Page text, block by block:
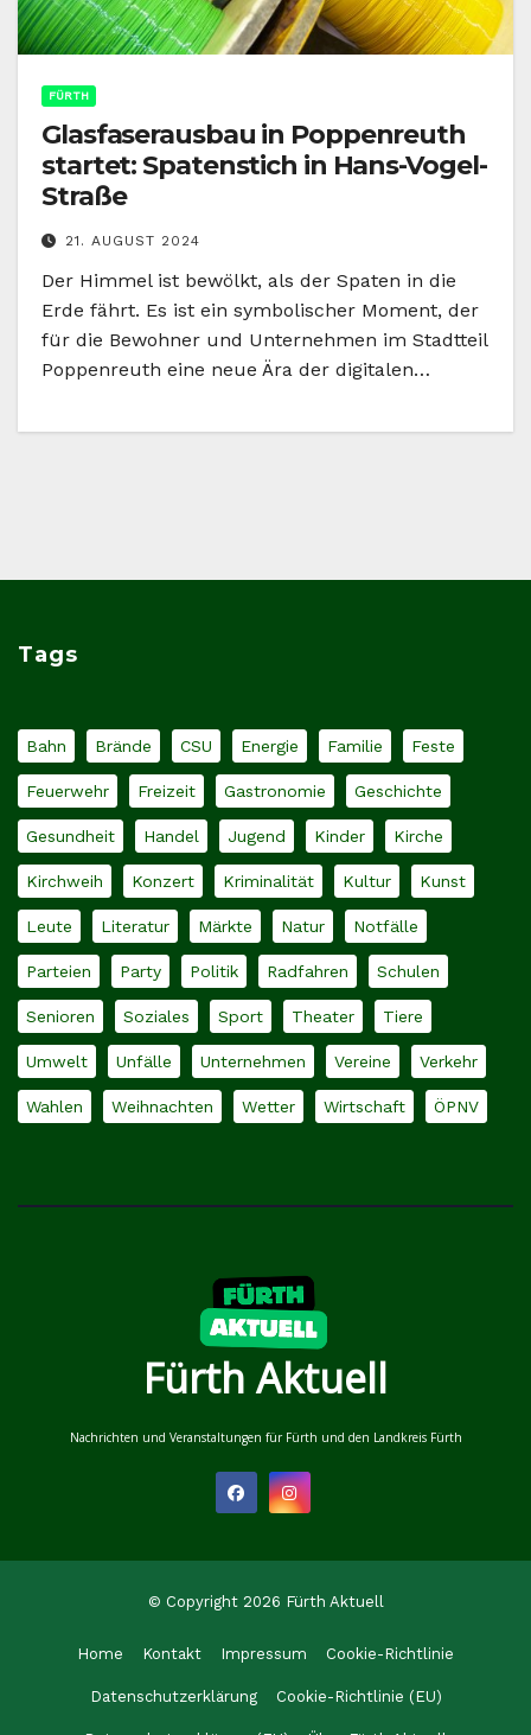
FÜRTH
Glasfaserausbau in Poppenreuth
startet: Spatenstich in Hans-Vogel-
Straße
21. AUGUST 2024
Der Himmel ist bewölkt, als der Spaten in die
Erde fährt. Es ist ein symbolischer Moment, der
für die Bewohner und Unternehmen im Stadtteil
Poppenreuth eine neue Ära der digitalen…
Tags
Bahn Brände CSU Energie Familie Feste
Feuerwehr Freizeit Gastronomie Geschichte
Gesundheit Handel Jugend Kinder Kirche
Kirchweih Konzert Kriminalität Kultur Kunst
Leute Literatur Märkte Natur Notfälle
Parteien Party Politik Radfahren Schulen
Senioren Soziales Sport Theater Tiere
Umwelt Unfälle Unternehmen Vereine Verkehr
Wahlen Weihnachten Wetter Wirtschaft ÖPNV
Fürth Aktuell
Nachrichten und Veranstaltungen für Fürth und den Landkreis Fürth
© Copyright 2026 Fürth Aktuell
Home Kontakt Impressum Cookie-Richtlinie
Datenschutzerklärung Cookie-Richtlinie (EU)